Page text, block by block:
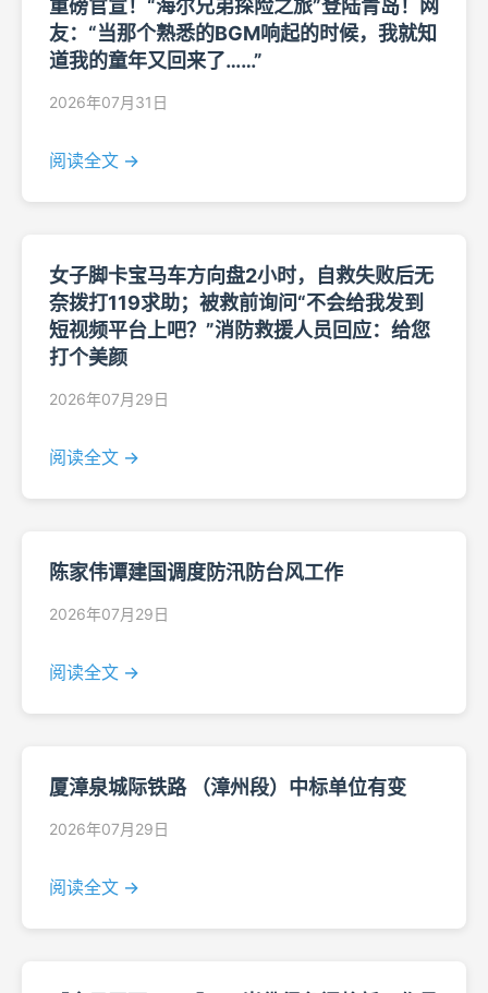
重磅官宣！“海尔兄弟探险之旅”登陆青岛！网
友：“当那个熟悉的BGM响起的时候，我就知
道我的童年又回来了……”
2026年07月31日
阅读全文 →
女子脚卡宝马车方向盘2小时，自救失败后无
奈拨打119求助；被救前询问“不会给我发到
短视频平台上吧？”消防救援人员回应：给您
打个美颜
2026年07月29日
阅读全文 →
陈家伟谭建国调度防汛防台风工作
2026年07月29日
阅读全文 →
厦漳泉城际铁路 （漳州段）中标单位有变
2026年07月29日
阅读全文 →